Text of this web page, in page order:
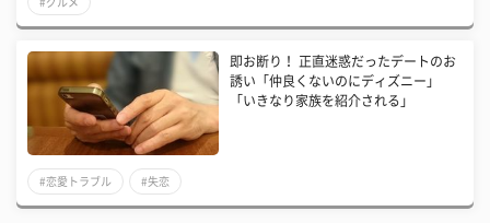
即お断り！ 正直迷惑だったデートのお
誘い「仲良くないのにディズニー」
「いきなり家族を紹介される」
#恋愛トラブル #失恋